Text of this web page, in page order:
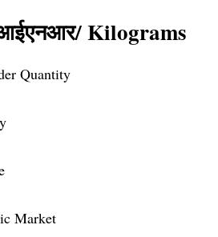
/ Kilograms
Quantity
Market